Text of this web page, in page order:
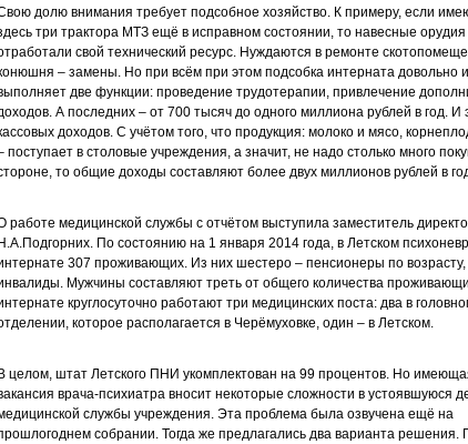
долю внимания требует подсобное хозяйство. К примеру, если
три трактора МТЗ ещё в исправном состоянии, то навесные орудия
свой технический ресурс. Нуждаются в ремонте
– замены. Но при всём при этом подсобка интерната довольно
две функции: проведение трудотерапии, привлечение
А последних – от 700 тысяч до одного миллиона рублей в год. И
доходов. С учётом того, что продукция: молоко и мясо,
поступает в столовые учреждения, а значит, не надо столько много
то общие доходы составляют более двух миллионов рублей в
работе медицинской службы с отчётом выступила заместитель
Н.А.Подгорних. По состоянию на 1 января 2014 года, в Летском
307 проживающих. Из них шестеро – пенсионеры по
Мужчины составляют треть от общего количества
круглосуточно работают три медицинских поста: два в
которое располагается в Черёмуховке, один – в Летском.
В целом, штат Летского ПНИ укомплектован на 99 процентов. Но
врача-психиатра вносит некоторые сложности в устоявшуюся
службы учреждения. Эта проблема была озвучена ещё на
собрании. Тогда же предлагались два варианта решения.